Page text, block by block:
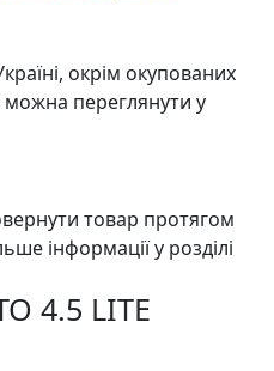
окрім окупованих
можна переглянути у
товар протягом
інформації у розділі
4.5 LITE